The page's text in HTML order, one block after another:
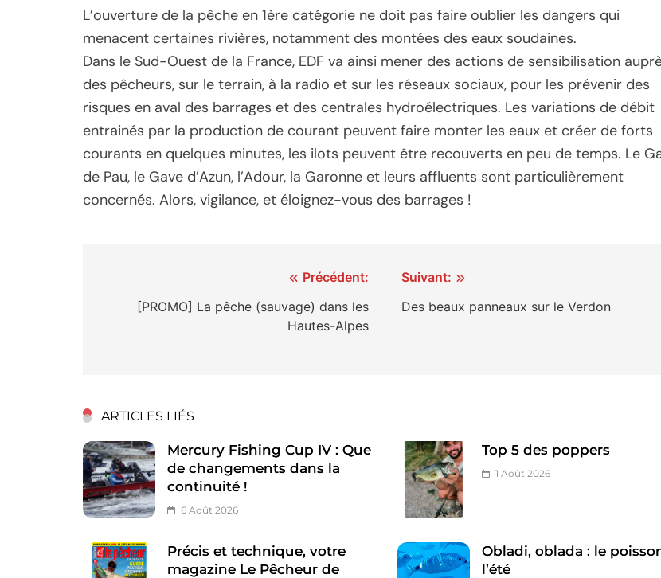
L’ouverture de la pêche en 1ère catégorie ne doit pas faire oublier les dangers qui
menacent certaines rivières, notamment des montées des eaux soudaines.
Dans le Sud-Ouest de la France, EDF va ainsi mener des actions de sensibilisation
des pêcheurs, sur le terrain, à la radio et sur les réseaux sociaux, pour les prévenir des
risques en aval des barrages et des centrales hydroélectriques. Les variations de débit
entrainés par la production de courant peuvent faire monter les eaux et créer de forts
courants en quelques minutes, les ilots peuvent être recouverts en peu de temps. Le
de Pau, le Gave d’Azun, l’Adour, la Garonne et leurs affluents sont particulièrement
concernés. Alors, vigilance, et éloignez-vous des barrages !
Précédent:
[PROMO] La pêche (sauvage) dans les
Hautes-Alpes
Suivant:
Des beaux panneaux sur le Verdon
ARTICLES LIÉS
Mercury Fishing Cup IV : Que
de changements dans la
continuité !
6 Août 2026
Top 5 des poppers
1 Août 2026
Précis et technique, votre
magazine Le Pêcheur de
Obladi, oblada : le
l’été